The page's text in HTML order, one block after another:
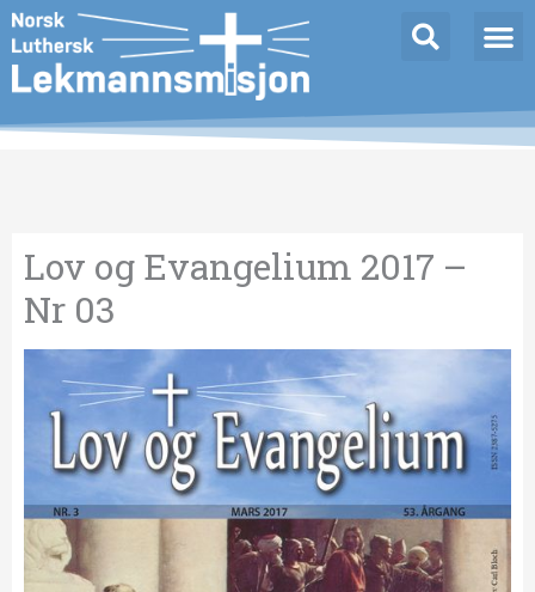
Hopp
rett
til
innholdet
Lov og Evangelium 2017 –
Nr 03
Innleggnavigasjon